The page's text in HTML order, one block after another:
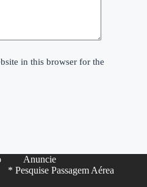
in this browser for the
Anuncie
* Pesquise Passagem Aérea